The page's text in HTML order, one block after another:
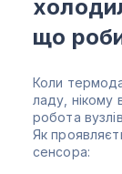
що
Коли
ладу, нікому
робота
Як
сенсора: